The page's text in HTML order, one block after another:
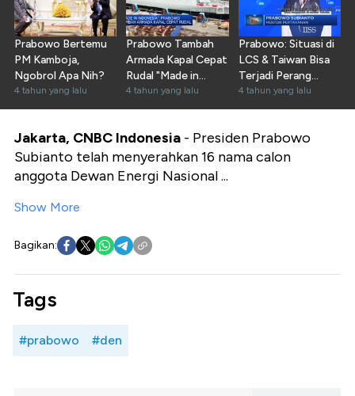
Prabowo Bertemu
PM Kamboja,
Ngobrol Apa Nih?
4 tahun yang lalu
Prabowo Tambah
Armada Kapal Cepat
Rudal "Made in
Indonesia"
4 tahun yang lalu
Prabowo: Situasi di
LCS & Taiwan Bisa
Terjadi Perang
Terbuka
4 tahun yang lalu
Jakarta, CNBC Indonesia - Presiden Prabowo
Subianto telah menyerahkan 16 nama calon
anggota Dewan Energi Nasional ...
Show More
Bagikan:
Tags
#prabowo #den